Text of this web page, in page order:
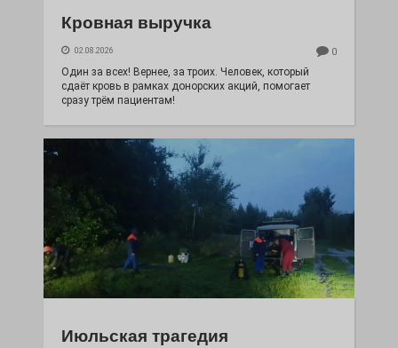
Кровная выручка
02.08.2026 0
Один за всех! Вернее, за троих. Человек, который
сдаёт кровь в рамках донорских акций, помогает
сразу трём пациентам!
Июльская трагедия